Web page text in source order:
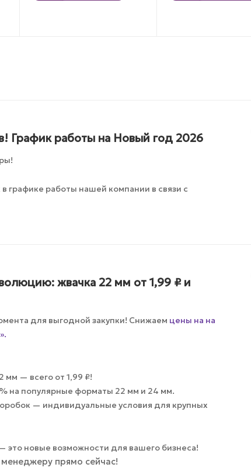
График работы на Новый год 2026
графике работы нашей компании в связи с
жвачка 22 мм от 1,99 ₽ и
для выгодной закупки! Снижаем цены на на
мм — всего от 1,99 ₽!
на популярные форматы 22 мм и 24 мм.
— индивидуальные условия для крупных
это новые возможности для вашего бизнеса!
прямо сейчас!